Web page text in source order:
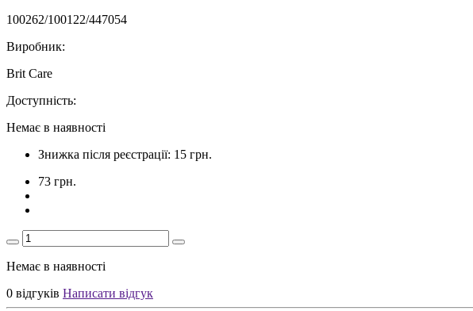
100262/100122/447054
Виробник:
Brit Care
Доступність:
Немає в наявності
Знижка після реєстрації: 15 грн.
73 грн.
Немає в наявності
0 відгуків Написати відгук